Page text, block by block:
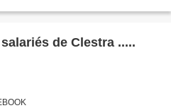
de Clestra .....